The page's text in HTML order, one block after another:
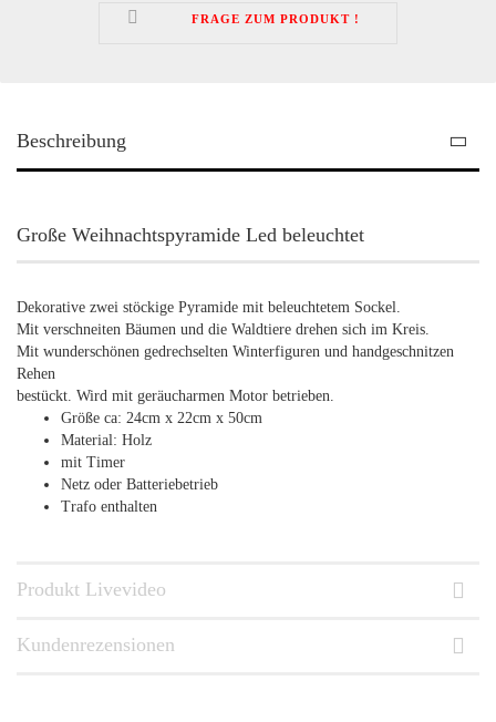
FRAGE ZUM PRODUKT !
Beschreibung
Große Weihnachtspyramide Led beleuchtet
Dekorative zwei stöckige Pyramide mit beleuchtetem Sockel.
Mit verschneiten Bäumen und die Waldtiere drehen sich im Kreis.
Mit wunderschönen gedrechselten Winterfiguren und handgeschnitzen
Rehen
bestückt. Wird mit geräucharmen Motor betrieben.
Größe ca: 24cm x 22cm x 50cm
Material: Holz
mit Timer
Netz oder Batteriebetrieb
Trafo enthalten
Produkt Livevideo
Kundenrezensionen